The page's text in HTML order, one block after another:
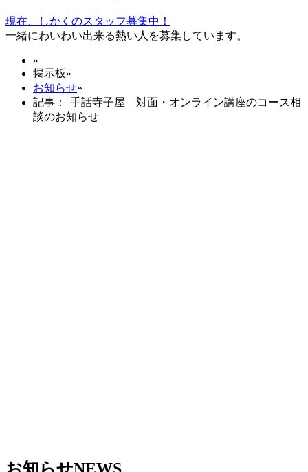
現在、しかくのスタッフ募集中！
一緒にわいわい出来る熱い人を募集しています。
»
掲示板»
お知らせ»
記事： 手話寺子屋 対面・オンライン講座のコース相
談のお知らせ